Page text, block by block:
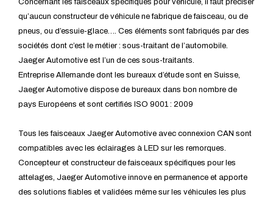
Concernant les faisceaux spécifiques pour véhicule, il faut préciser
qu’aucun constructeur de véhicule ne fabrique de faisceau, ou de
pneus, ou d’essuie-glace…. Ces éléments sont fabriqués par des
sociétés dont c’est le métier : sous-traitant de l’automobile.
Jaeger Automotive est l’un de ces sous-traitants.
Entreprise Allemande dont les bureaux d’étude sont en Suisse,
Jaeger Automotive dispose de bureaux dans bon nombre de
pays Européens et sont certifiés ISO 9001 : 2009
Tous les faisceaux Jaeger Automotive avec connexion CAN sont
compatibles avec les éclairages à LED sur les remorques.
Concepteur et constructeur de faisceaux spécifiques pour les
attelages, Jaeger Automotive innove en permanence et apporte
des solutions fiables et validées même sur les véhicules les plus